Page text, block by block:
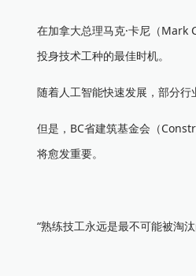
在加拿大总理马克·卡尼（Mark
投身技术工种的最佳时机。
随着人工智能快速发展，部分行
但是，BC省建筑基金会（
将愈发重要。
“熟练技工永远是最不可能被淘